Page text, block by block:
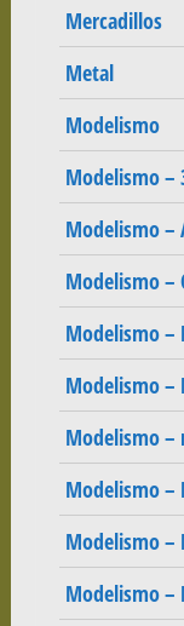
Mercadillos
Metal
Modelismo
Modelismo –
Modelismo –
Modelismo –
Modelismo –
Modelismo –
Modelismo –
Modelismo –
Modelismo
Modelismo